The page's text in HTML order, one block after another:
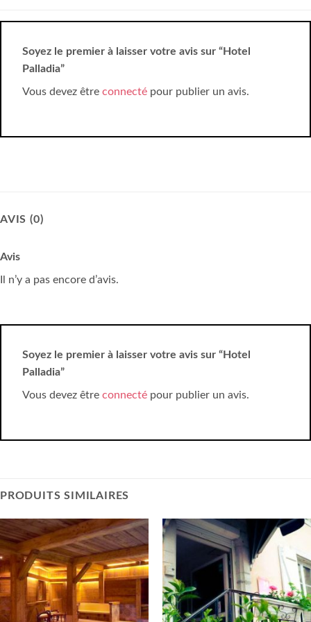
Soyez le premier à laisser votre avis sur “Hotel
Palladia”
Vous devez être connecté pour publier un avis.
AVIS (0)
Avis
Il n’y a pas encore d’avis.
Soyez le premier à laisser votre avis sur “Hotel
Palladia”
Vous devez être connecté pour publier un avis.
PRODUITS SIMILAIRES